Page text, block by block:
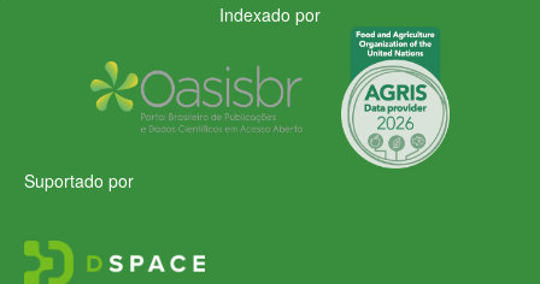
Indexado por
Suportado por